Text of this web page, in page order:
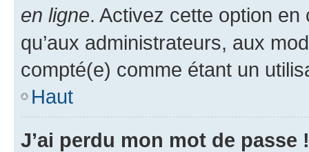
en ligne. Activez cette option
qu’aux administrateurs, aux
compté(e) comme étant un
Haut
J’ai perdu mon mot de passe !